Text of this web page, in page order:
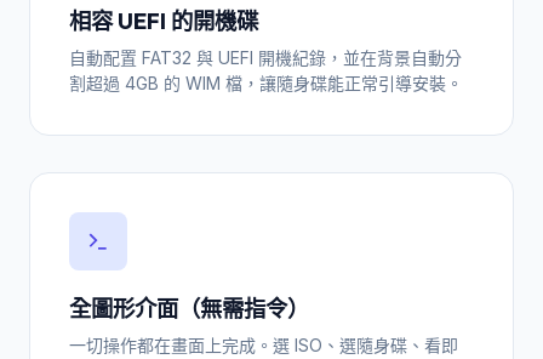
相容 UEFI 的開機碟
自動配置 FAT32 與 UEFI 開機紀錄，並在背景自動分
割超過 4GB 的 WIM 檔，讓隨身碟能正常引導安裝。
全圖形介面（無需指令）
一切操作都在畫面上完成。選 ISO、選隨身碟、看即